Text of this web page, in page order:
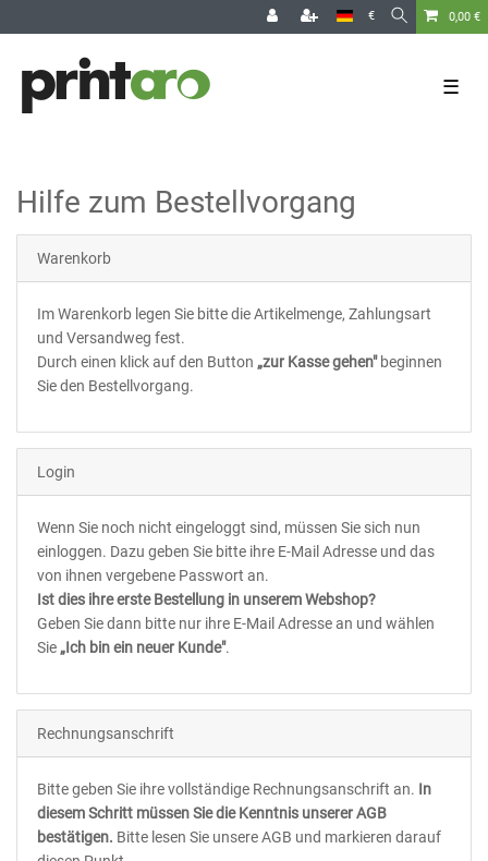
€ 0,00 €
☰
Hilfe zum Bestellvorgang
Warenkorb
Im Warenkorb legen Sie bitte die Artikelmenge, Zahlungsart
und Versandweg fest.
Durch einen klick auf den Button „zur Kasse gehen"beginnen
Sie den Bestellvorgang.
Login
Wenn Sie noch nicht eingeloggt sind, müssen Sie sich nun
einloggen. Dazu geben Sie bitte ihre E-Mail Adresse und das
von ihnen vergebene Passwort an.
Ist dies ihre erste Bestellung in unserem Webshop?
Geben Sie dann bitte nur ihre E-Mail Adresse an und wählen
Sie „Ich bin ein neuer Kunde".
Rechnungsanschrift
Bitte geben Sie ihre vollständige Rechnungsanschrift an. In
diesem Schritt müssen Sie die Kenntnis unserer AGB
bestätigen. Bitte lesen Sie unsere AGB und markieren darauf